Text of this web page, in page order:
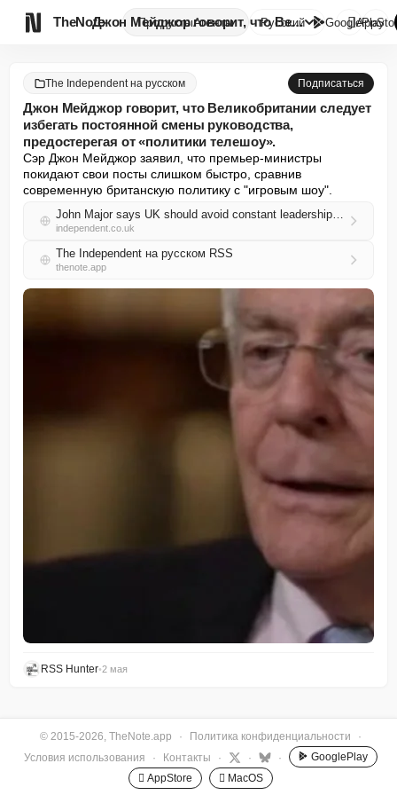
TheNote ПродуктыАгенты Джон Мейджор говорит, что Вели...
Русский GooglePlay

The Independent на русском Подписаться
Джон Мейджор говорит, что Великобритании следует
избегать постоянной смены руководства,
предостерегая от «политики телешоу».
Сэр Джон Мейджор заявил, что премьер-министры
покидают свои посты слишком быстро, сравнив
современную британскую политику с "игровым шоу".
John Major says UK should avoid constant leadership changes as he warns of ‘gameshow politics’
independent.co.uk
The Independent на русском RSS
thenote.app
RSS Hunter•2 мая
© 2015-2026, TheNote.app · Политика конфиденциальности
·
Условия использования
· Контакты · · ·
GooglePlay
 AppStore
 MacOS